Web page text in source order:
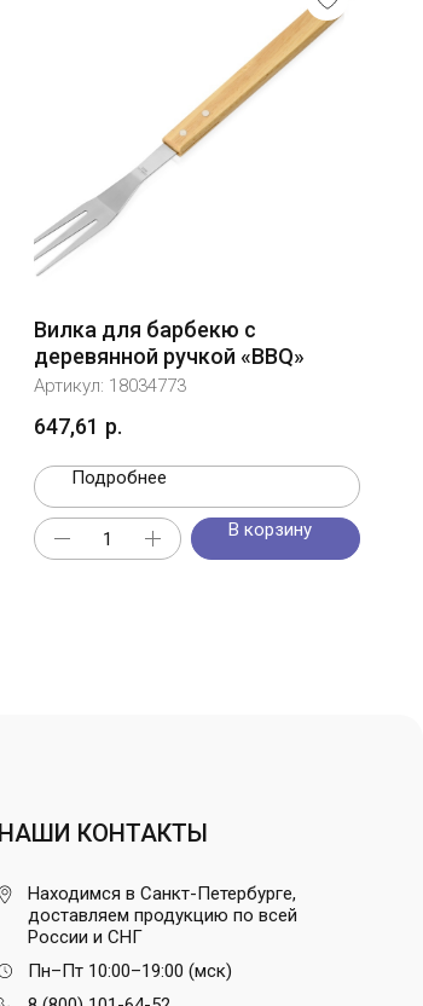
Вилка для барбекю с
деревянной ручкой «BBQ»
Артикул: 18034773
647,61 р.
Подробнее
В корзину
НАШИ КОНТАКТЫ
Находимся в Санкт-Петербурге,
доставляем продукцию по всей
России и СНГ
Пн–Пт 10:00–19:00 (мск)